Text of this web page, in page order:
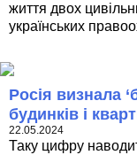
життя двох
українських
Росія визнала
будинків і
22.05.2024
Таку цифру